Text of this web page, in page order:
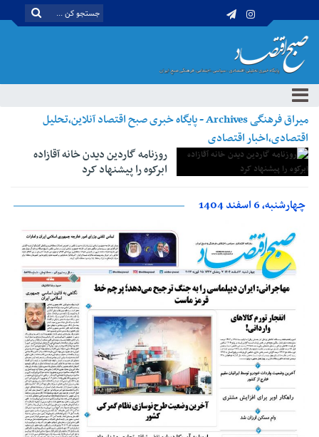
میراق فرهنگی Archives - پایگاه خبری صبح اقتصاد آنلاین،تحلیل
اقتصادی،اخبار اقتصادی
روزنامه گاردین دیدن خانه آقازاده
ابرکوه را پیشنهاد کرد
چهارشنبه، 6 اسفند 1404